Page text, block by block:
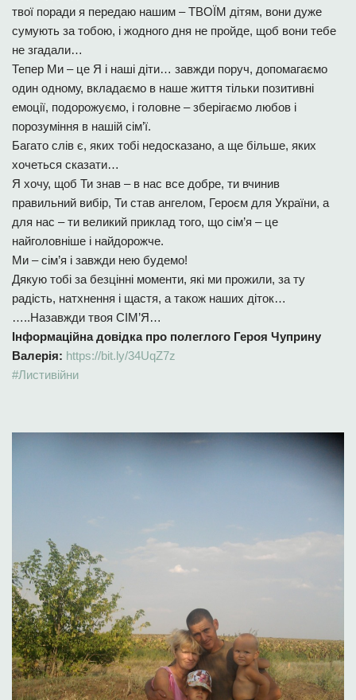
твої поради я передаю нашим – ТВОЇМ дітям, вони дуже
сумують за тобою, і жодного дня не пройде, щоб вони тебе
не згадали…
Тепер Ми – це Я і наші діти… завжди поруч, допомагаємо
один одному, вкладаємо в наше життя тільки позитивні
емоції, подорожуємо, і головне – зберігаємо любов і
порозуміння в нашій сім’ї.
Багато слів є, яких тобі недосказано, а ще більше, яких
хочеться сказати…
Я хочу, щоб Ти знав – в нас все добре, ти вчинив
правильний вибір, Ти став ангелом, Героєм для України, а
для нас – ти великий приклад того, що сім’я – це
найголовніше і найдорожче.
Ми – сім’я і завжди нею будемо!
Дякую тобі за безцінні моменти, які ми прожили, за ту
радість, натхнення і щастя, а також наших діток…
…..Назавжди твоя СІМ’Я…
Інформаційна довідка про полеглого Героя Чуприну
Валерія: https://bit.ly/34UqZ7z
#Листивійни